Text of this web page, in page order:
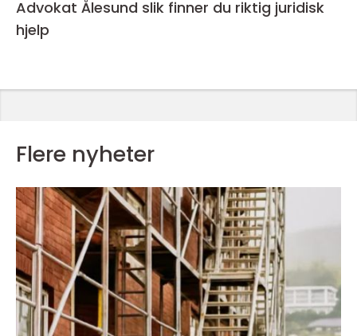
Advokat Ålesund slik finner du riktig juridisk
hjelp
Flere nyheter